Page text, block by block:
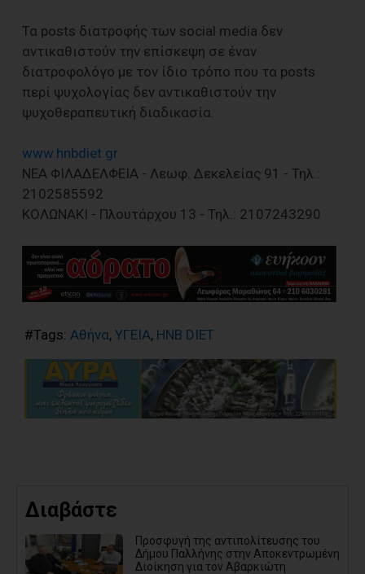
Τα posts διατροφής των social media δεν
αντικαθιστούν την επίσκεψη σε έναν
διατροφολόγο με τον ίδιο τρόπο που τα posts
περί ψυχολογίας δεν αντικαθιστούν την
ψυχοθεραπευτική διαδικασία.
www.hnbdiet.gr
ΝΕΑ ΦΙΛΑΔΕΛΦΕΙΑ - Λεωφ. Δεκελείας 91 - Τηλ.:
2102585592
KOΛΩΝΑΚΙ - Πλουτάρχου 13 - Τηλ.: 2107243290
#Tags: Αθήνα, ΥΓΕΙΑ, HNB DIET
Διαβάστε
Προσφυγή της αντιπολίτευσης του
Δήμου Παλλήνης στην Αποκεντρωμένη
Διοίκηση για τον Αβαρκιώτη